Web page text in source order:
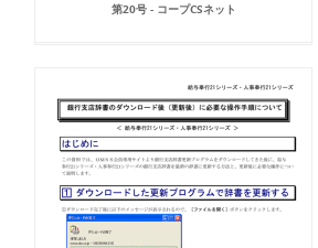
第20号 - コープCSネット